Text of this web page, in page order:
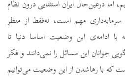
اما درعین‌حال ایران استثنایی درون نظام
سرمایه‌داری مهم است، نه‌فقط از منظر
با ادامه‌ی این وضعیت اساسا دنیا تا
جوانان این مسائل را نمی‌دانند و فکر
که با رهاشدن از این وضعیت می‌توانیم